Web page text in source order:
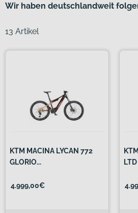
Wir haben deutschlandweit
13 Artikel
KTM MACINA LYCAN 772
GLORIO...
4.999,00€